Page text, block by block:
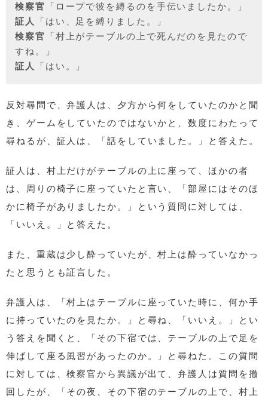
検察官
「ロープで彼を縛るのを手伝いましたか。」
証人
「はい、足を縛りました。」
検察官
「村上がテーブルの上で死んだのを見たので
すね。」
証人
「はい。」
反対尋問で、弁護人は、夕方から何をしていたのかと聞
き、ゲームをしていたのではないかと、数度にわたって
尋ねるが、証人は、「話をしていました。」と答えた。
証人は、村上だけがテーブルの上に座って、ほかの者
は、周りの椅子に座っていたと言い、「部屋にはそのほ
かに椅子がありましたか。」という質問に対しては、
「いいえ。」と答えた。
また、重蔵は少し酔っていたが、村上は酔っていなかっ
たと思うとも証言した。
弁護人は、「村上はテーブルに座っていた時に、何か手
に持っていたのを見たか。」と尋ね、「いいえ。」とい
う答えを聞くと、「その下宿では、テーブルの上で足を
伸ばして座る風習があったのか。」と尋ねた。この質問
に対しては、検察官から異議が出て、弁護人は質問を撤
回したが、「その夜、その下宿のテーブルの上で、村上